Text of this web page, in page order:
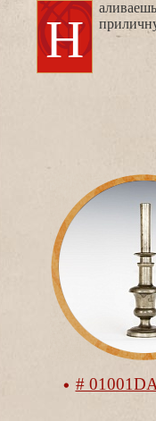
Наливаешь растительное масло. Качаешь вверх-вниз. Масло поступает к фитилю. Горит. Если зажечь. Найти
#